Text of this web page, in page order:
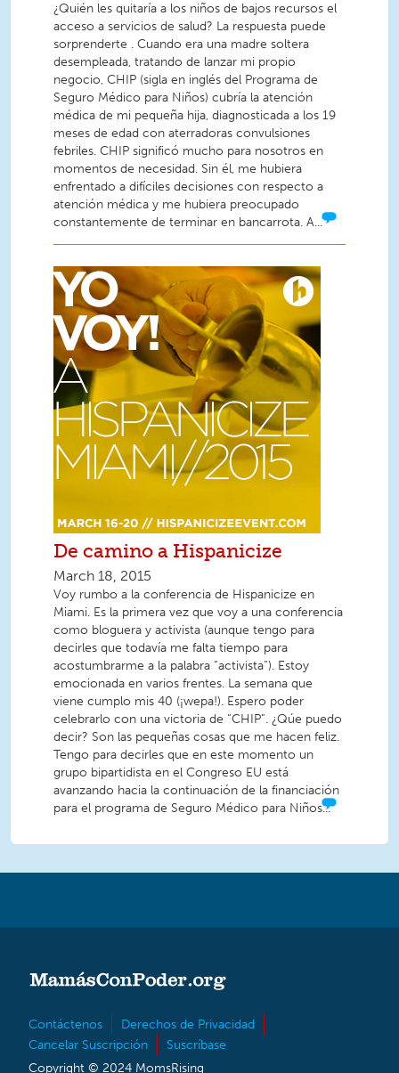
¿Quién les quitaría a los niños de bajos recursos el
acceso a servicios de salud? La respuesta puede
sorprenderte . Cuando era una madre soltera
desempleada, tratando de lanzar mi propio
negocio, CHIP (sigla en inglés del Programa de
Seguro Médico para Niños) cubría la atención
médica de mi pequeña hija, diagnosticada a los 19
meses de edad con aterradoras convulsiones
febriles. CHIP significó mucho para nosotros en
momentos de necesidad. Sin él, me hubiera
enfrentado a difíciles decisiones con respecto a
atención médica y me hubiera preocupado
constantemente de terminar en bancarrota. A...
De camino a Hispanicize
March 18, 2015
Voy rumbo a la conferencia de Hispanicize en
Miami. Es la primera vez que voy a una conferencia
como bloguera y activista (aunque tengo para
decirles que todavía me falta tiempo para
acostumbrarme a la palabra “activista”). Estoy
emocionada en varios frentes. La semana que
viene cumplo mis 40 (¡wepa!). Espero poder
celebrarlo con una victoria de “CHIP”. ¿Qúe puedo
decir? Son las pequeñas cosas que me hacen feliz.
Tengo para decirles que en este momento un
grupo bipartidista en el Congreso EU está
avanzando hacia la continuación de la financiación
para el programa de Seguro Médico para Niños...
Contáctenos
Derechos de Privacidad
Cancelar Suscripción
Suscríbase
Copyright © 2024 MomsRising